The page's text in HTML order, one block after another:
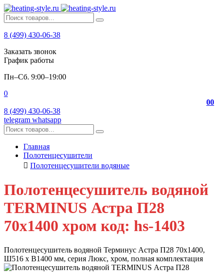
8 (499) 430-06-38
Заказать звонок
График работы
Пн–Сб. 9:00–19:00
0
00
8 (499) 430-06-38
telegram whatsapp
Главная
Полотенцесушители
Полотенцесушители водяные
Полотенцесушитель водяной
TERMINUS Астра П28
70х1400 хром код: hs-1403
Полотенцесушитель водяной Терминус Астра П28 70х1400,
Ш516 х В1400 мм, серия Люкс, хром, полная комплектация